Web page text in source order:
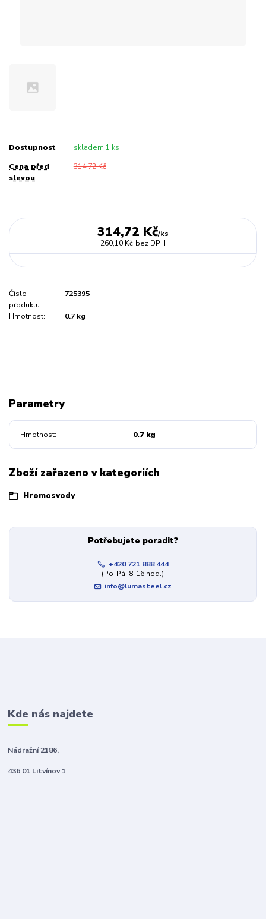
Dostupnost skladem 1 ks
Cena před
slevou
314,72 Kč
314,72 Kč/ks
260,10 Kč bez DPH
Číslo
produktu:
725395
Hmotnost: 0.7 kg
Parametry
Hmotnost 0.7 kg
Zboží zařazeno v kategoriích
Hromosvody
Potřebujete poradit?
+420 721 888 444
(Po-Pá, 8-16 hod.)
info@lumasteel.cz
Kde nás najdete
Nádražní 2186,
436 01 Litvínov 1